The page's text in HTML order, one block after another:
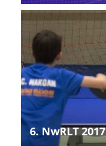
6. NwRLT 2017